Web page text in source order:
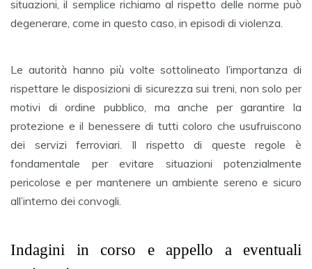
situazioni, il semplice richiamo al rispetto delle norme può
degenerare, come in questo caso, in episodi di violenza.
Le autorità hanno più volte sottolineato l’importanza di
rispettare le disposizioni di sicurezza sui treni, non solo per
motivi di ordine pubblico, ma anche per garantire la
protezione e il benessere di tutti coloro che usufruiscono
dei servizi ferroviari. Il rispetto di queste regole è
fondamentale per evitare situazioni potenzialmente
pericolose e per mantenere un ambiente sereno e sicuro
all’interno dei convogli.
Indagini in corso e appello a eventuali